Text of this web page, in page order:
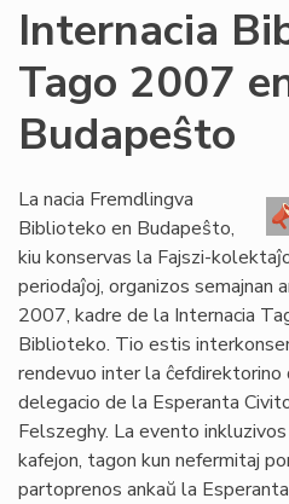
Internacia
Tago 2007
Budapeŝto
La nacia Fremdlingva
Biblioteko en Budapeŝto,
kiu konservas la Fajszi-
periodaĵoj, organizos semajnan
2007, kadre de la Internacia
Biblioteko. Tio estis
rendevuo inter la
delegacio de la Esperanta
Felszeghy. La evento
kafejon, tagon kun nefermitaj
partoprenos ankaŭ la